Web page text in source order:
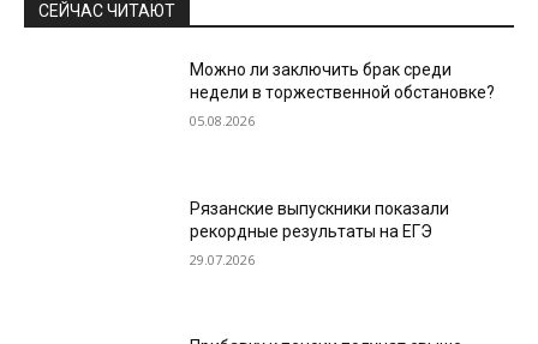
СЕЙЧАС ЧИТАЮТ
Можно ли заключить брак среди
недели в торжественной обстановке?
05.08.2026
Рязанские выпускники показали
рекордные результаты на ЕГЭ
29.07.2026